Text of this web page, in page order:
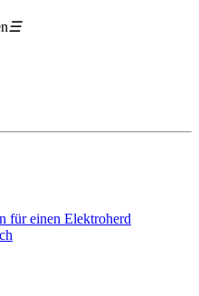
☰
für einen Elektroherd